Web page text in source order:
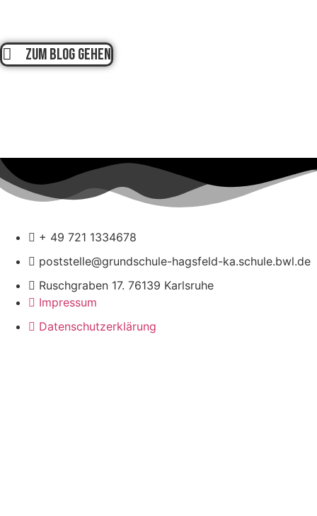
Zum Blog gehen
+ 49 721 1334678
poststelle@grundschule-hagsfeld-ka.schule.bwl.de
Ruschgraben 17. 76139 Karlsruhe
Impressum
Datenschutzerklärung